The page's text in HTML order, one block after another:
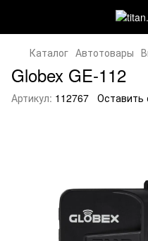
Каталог Автотовары
Globex GE-112
Артикул: 112767 Оставить